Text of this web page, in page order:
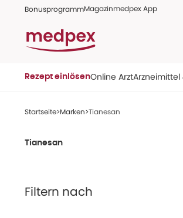
BonusprogrammMagazinmedpex App
Rezept einlösenOnline Arzt
Startseite Marken Tianesan
Tianesan
Filtern nach